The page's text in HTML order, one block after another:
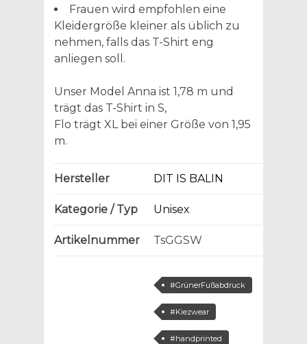
Frauen wird empfohlen eine
Kleidergröße kleiner als üblich zu
nehmen, falls das T-Shirt eng
anliegen soll.
Unser Model Anna ist 1,78 m und
trägt das T-Shirt in S,
Flo trägt XL bei einer Größe von 1,95
m.
Hersteller DIT IS BALIN
Kategorie / Typ Unisex
Artikelnummer TsGGSW
#GrünerFußabdruck
#Kiezwear
#handprinted